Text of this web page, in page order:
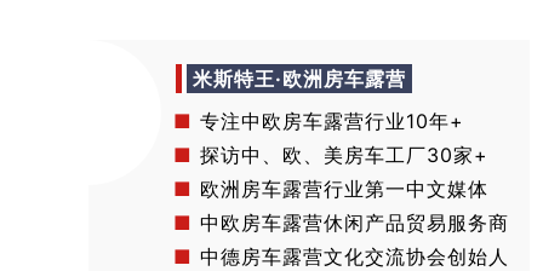
米斯特王·欧洲房车露营
■ 专注中欧房车露营行业10年+
■ 探访中、欧、美房车工厂30家+
■ 欧洲房车露营行业第一中文媒体
■ 中欧房车露营休闲产品贸易服务商
■ 中德房车露营文化交流协会创始人